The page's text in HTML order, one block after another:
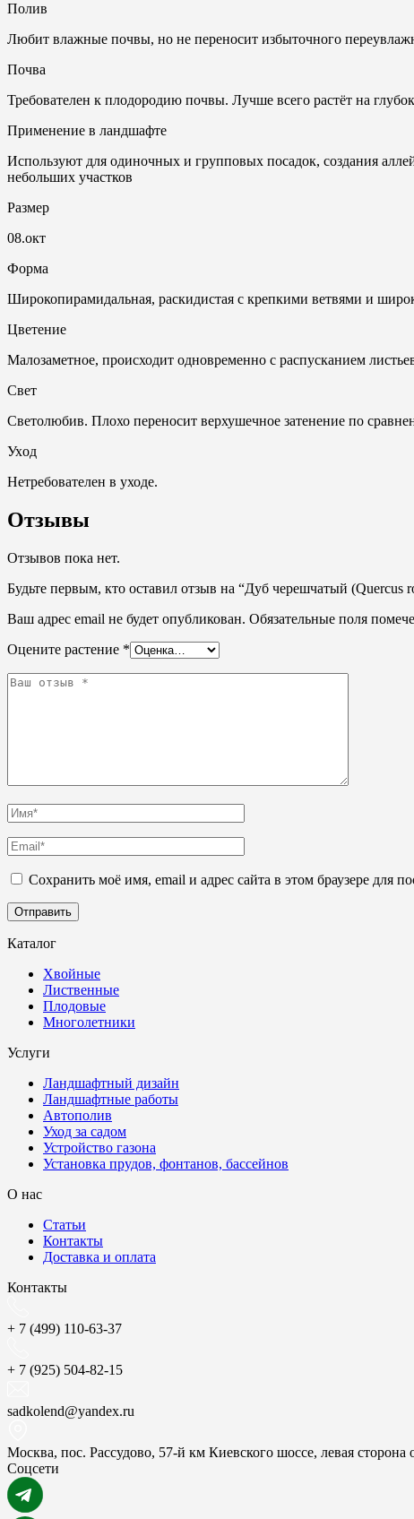
Полив
Любит влажные почвы, но не переносит избыточного
Почвa
Требователен к плодородию почвы. Лучше всего растёт на
Применение в ландшафте
Используют для одиночных и групповых посадок, создания
небольших участков
Размер
08.окт
Форма
Широкопирамидальная, раскидистая с крепкими ветвями и
Цветение
Малозаметное, происходит одновременно с распусканием
Свет
Светолюбив. Плохо переносит верхушечное затенение по
Ухoд
Нетребователен в уходе.
Отзывы
Отзывов пока нет.
Будьте первым, кто оставил отзыв на “Дуб черешчатый (Quercus
Ваш адрес email не будет опубликован. Обязательные поля
Оцените растение *
Сохранить моё имя, email и адрес сайта в этом браузере для
Каталог
Хвойные
Лиственные
Плодовые
Многолетники
Услуги
Ландшафтный дизайн
Ландшафтные работы
Автополив
Уход за садом
Устройство газона
Установка прудов, фонтанов, бассейнов
О нас
Статьи
Контакты
Доставка и оплата
Контакты
+ 7 (499) 110-63-37
+ 7 (925) 504-82-15
sadkolend@yandex.ru
Москва, пос. Рассудово, 57-й км Киевского шоссе, левая
Соцсети